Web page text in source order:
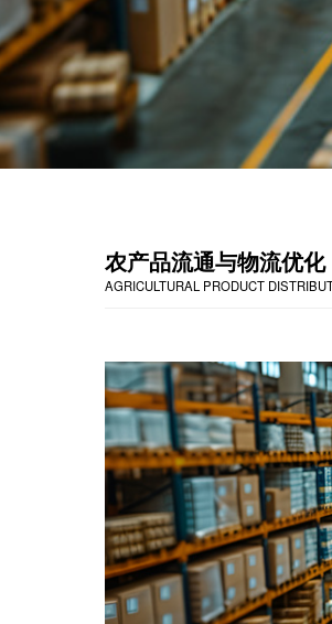
农产品流通与物流优化
AGRICULTURAL PRODUCT